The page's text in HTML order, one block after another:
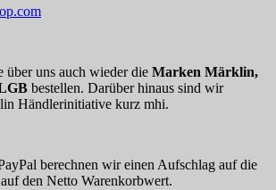
über uns auch wieder die Marken Märklin,
bestellen. Darüber hinaus sind wir
Händlerinitiative kurz mhi.
berechnen wir einen Aufschlag auf die
den Netto Warenkorbwert.